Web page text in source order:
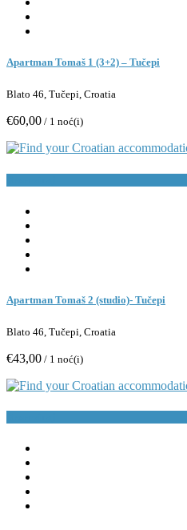
Apartman Tomaš 1 (3+2) – Tučepi
Blato 46, Tučepi, Croatia
€60,00 / 1 noć(i)
Apartman Tomaš 2 (studio)- Tučepi
Blato 46, Tučepi, Croatia
€43,00 / 1 noć(i)